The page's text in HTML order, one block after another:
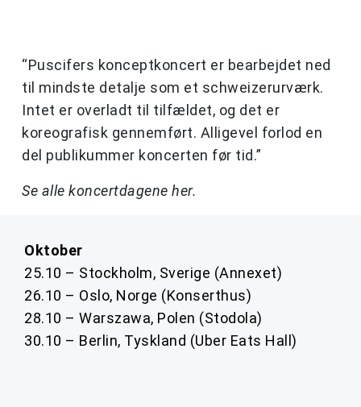
“Puscifers konceptkoncert er bearbejdet ned
til mindste detalje som et schweizerurværk.
Intet er overladt til tilfældet, og det er
koreografisk gennemført. Alligevel forlod en
del publikummer koncerten før tid.”
Se alle koncertdagene her.
Oktober
25.10 – Stockholm, Sverige (Annexet)
26.10 – Oslo, Norge (Konserthus)
28.10 – Warszawa, Polen (Stodola)
30.10 – Berlin, Tyskland (Uber Eats Hall)